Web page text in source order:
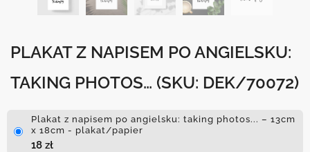
PLAKAT Z NAPISEM PO ANGIELSKU:
TAKING PHOTOS… (SKU: DEK/70072)
Plakat z napisem po angielsku: taking photos... – 13cm
x 18cm - plakat/papier
18 zł